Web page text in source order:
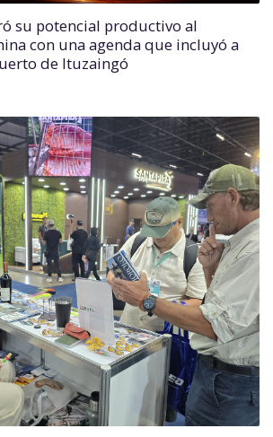
su potencial productivo al
con una agenda que incluyó a
de Ituzaingó